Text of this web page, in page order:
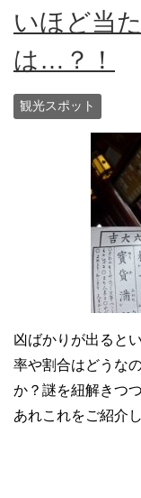
いほど当
は…？！
観光スポット
凶ばかりが出ると
率や割合はどうな
か？謎を紐解きつ
あれこれをご紹介し